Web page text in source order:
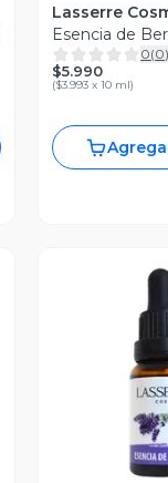
Lasserre
Esencia de
0(0)
$5.990
($3.993 x 10 ml)